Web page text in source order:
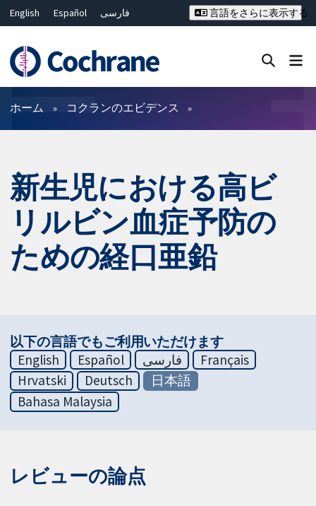
English Español
فارسی
Deutsch
Bahasa Malaysia
ไทย
繁體中文
简体中文
言語をさらに表示する
フィルター
ホーム コクランのエビデンス
新生児における高ビ
リルビン血症予防の
ための経口亜鉛
以下の言語でもご利用いただけます
English
Español فارسی
Français
Hrvatski
Deutsch
日本語
Bahasa Malaysia
レビューの論点